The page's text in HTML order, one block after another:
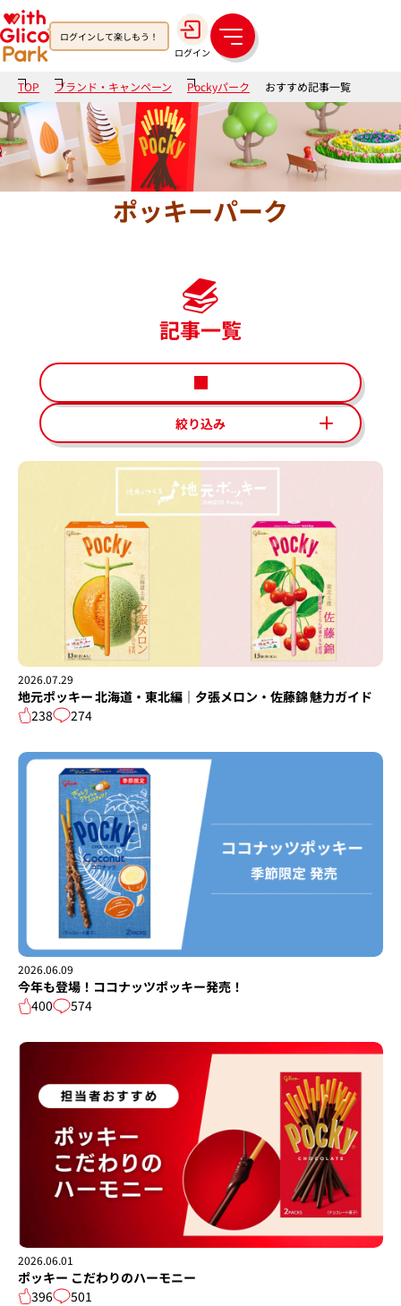
ログインして楽しもう！
ログイン
メ
ニ
ュ
ー
TOP ブランド・キャンペーン Pockyパーク おすすめ記事一覧
ポッキーパーク
記事一覧
絞り込み
2026.07.29
地元ポッキー 北海道・東北編｜夕張メロン・佐藤錦 魅力ガイド
238
274
2026.06.09
今年も登場！ココナッツポッキー発売！
400
574
2026.06.01
ポッキー こだわりのハーモニー
396
501